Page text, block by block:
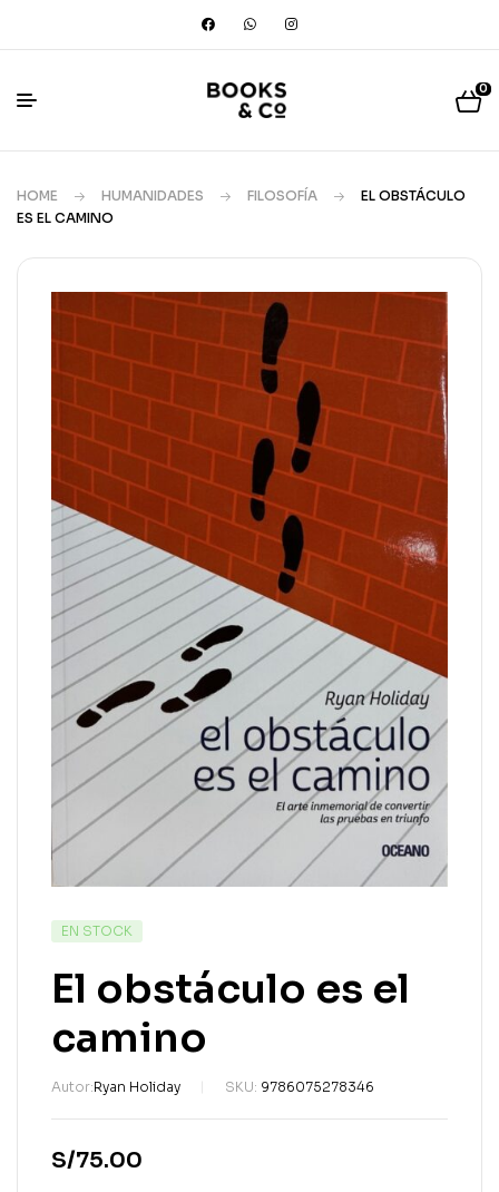
0
HOME HUMANIDADES FILOSOFÍA
EL OBSTÁCULO
ES EL CAMINO
EN STOCK
El obstáculo es el
camino
Autor:Ryan Holiday SKU: 9786075278346
S/75.00